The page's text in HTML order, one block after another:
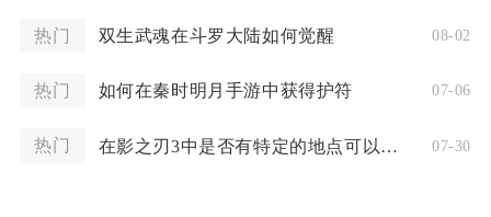
热门 双生武魂在斗罗大陆如何觉醒 08-02
热门 如何在秦时明月手游中获得护符 07-06
热门 在影之刃3中是否有特定的地点可以刷到符文 07-30